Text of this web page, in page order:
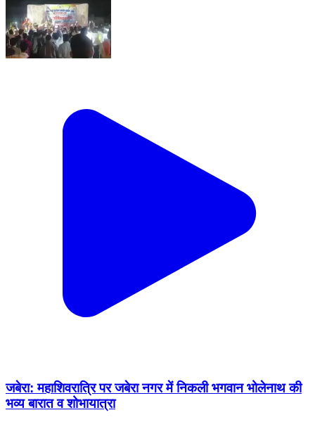
जबेरा: महाशिवरात्रि पर जबेरा नगर में निकली भगवान भोलेनाथ की
भव्य बारात व शोभायात्रा